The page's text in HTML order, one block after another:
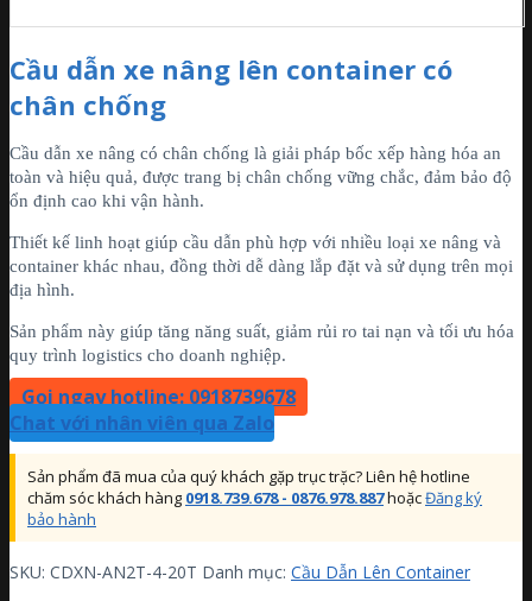
Cầu dẫn xe nâng lên container có
chân chống
Cầu dẫn xe nâng có chân chống là giải pháp bốc xếp hàng hóa an
toàn và hiệu quả, được trang bị chân chống vững chắc, đảm bảo độ
ổn định cao khi vận hành.
Thiết kế linh hoạt giúp cầu dẫn phù hợp với nhiều loại xe nâng và
container khác nhau, đồng thời dễ dàng lắp đặt và sử dụng trên mọi
địa hình.
Sản phẩm này giúp tăng năng suất, giảm rủi ro tai nạn và tối ưu hóa
quy trình logistics cho doanh nghiệp.
Gọi ngay hotline: 0918739678
Chat với nhân viên qua Zalo
Sản phẩm đã mua của quý khách gặp trục trặc? Liên hệ hotline
chăm sóc khách hàng 0918.739.678 - 0876.978.887hoặcĐăng ký
bảo hành
SKU: CDXN-AN2T-4-20T Danh mục: Cầu Dẫn Lên Container